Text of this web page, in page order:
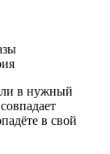
в нужный
в свой